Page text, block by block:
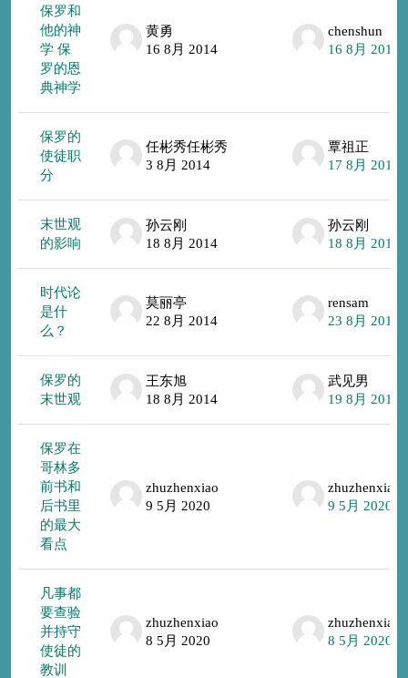
保罗和
他的神
学 保
罗的恩
典神学
黄勇
16 8月 2014
chenshun
16 8月 2014
保罗的
使徒职
分
任彬秀任彬秀
3 8月 2014
覃祖正
17 8月 2014
末世观
的影响
孙云刚
18 8月 2014
孙云刚
18 8月 2014
时代论
是什
么？
莫丽亭
22 8月 2014
rensam
23 8月 2014
保罗的
末世观
王东旭
18 8月 2014
武见男
19 8月 2014
保罗在
哥林多
前书和
后书里
的最大
看点
zhuzhenxiao
9 5月 2020
zhuzhenxiao
9 5月 2020
凡事都
要查验
并持守
使徒的
教训
zhuzhenxiao
8 5月 2020
zhuzhenxiao
8 5月 2020